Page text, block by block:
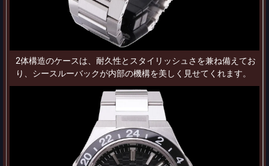
2体構造のケースは、耐久性とスタイリッシュさを兼ね備えてお
り、シースルーバックが内部の機構を美しく見せてくれます。